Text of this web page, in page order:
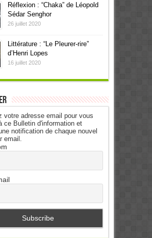
Réflexion : “Chaka” de Léopold
Sédar Senghor
26 juillet 2020
Littérature : “Le Pleurer-rire”
d’Henri Lopes
16 juillet 2020
votre adresse email pour vous
ce Bulletin d'information et
notification de chaque nouvel
email.